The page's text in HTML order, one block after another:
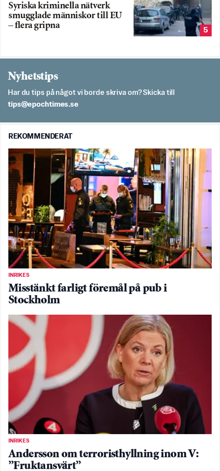
Syriska kriminella nätverk
smugglade människor till EU
– flera gripna
5
Nyhetstips
Har du tips på något vi borde skriva om? Skicka till
es.semithcope@spit
REKOMMENDERAT
INRIKES
Misstänkt farligt föremål på pub i
Stockholm
INRIKES
Andersson om terroristhyllning inom V:
”Fruktansvärt”